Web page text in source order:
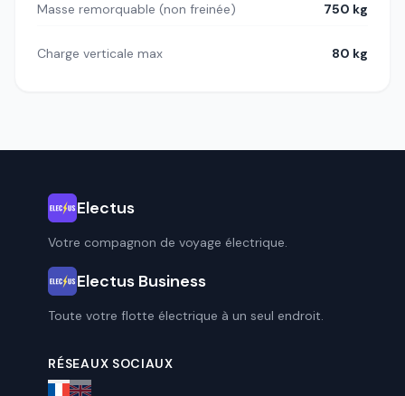
Masse remorquable (non freinée) 750 kg
Charge verticale max 80 kg
Electus
Votre compagnon de voyage électrique.
Electus Business
Toute votre flotte électrique à un seul endroit.
RÉSEAUX SOCIAUX